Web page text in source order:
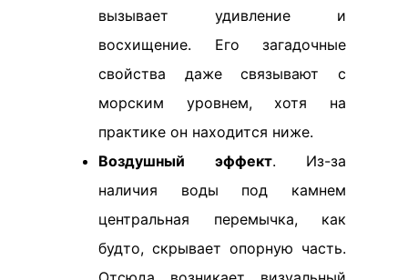
вызывает удивление и
восхищение. Его загадочные
свойства даже связывают с
морским уровнем, хотя на
практике он находится ниже.
Воздушный эффект. Из-за
наличия воды под камнем
центральная перемычка, как
будто, скрывает опорную часть.